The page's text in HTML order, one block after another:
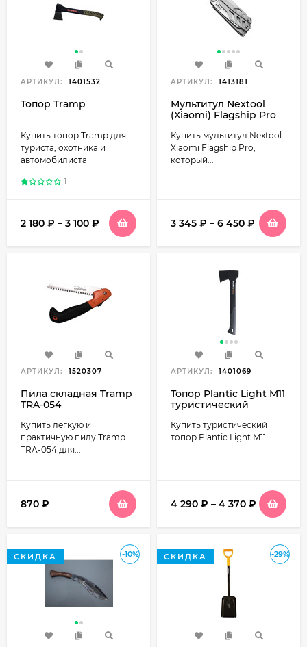
АРТИКУЛ: 1401532
Топор Tramp
Купить топор Tramp для
туриста, охотника и
автомобилиста
1
2 180 ₽ – 3 100 ₽
АРТИКУЛ: 1413181
Мультитул Nextool
(Xiaomi) Flagship Pro
Купить мультитул Nextool
Xiaomi Flagship Pro,
который...
3 345 ₽ – 6 450 ₽
АРТИКУЛ: 1520307
Пила складная Tramp
TRA-054
Купить легкую и
практичную пилу Tramp
TRA-054 для...
870 ₽
АРТИКУЛ: 1401069
Топор Plantic Light M11
туристический
Купить туристический
топор Plantic Light M11
4 290 ₽ – 4 370 ₽
-10%
СКИДКА -29%
СКИДКА